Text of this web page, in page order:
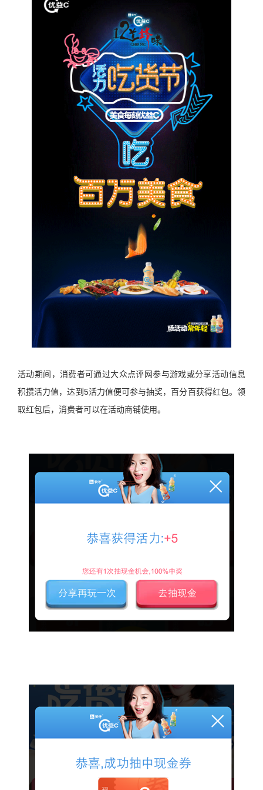
活动期间，消费者可通过大众点评网参与游戏或分享活动信息
积攒活力值，达到5活力值便可参与抽奖，百分百获得红包。领
取红包后，消费者可以在活动商铺使用。